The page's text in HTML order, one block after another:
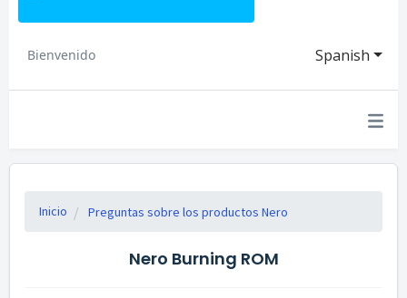
Spanish
Bienvenido
Inicio Preguntas sobre los productos Nero
Nero Burning ROM